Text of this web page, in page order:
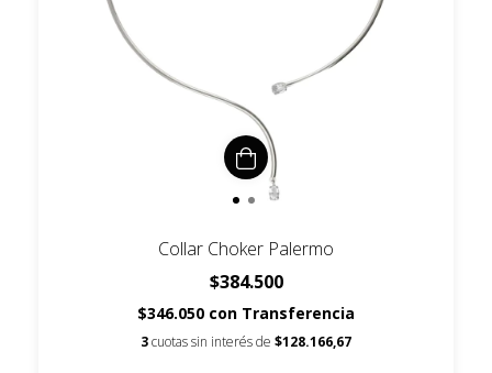
Collar Choker Palermo
$384.500
$346.050 con Transferencia
3cuotas sin interés de $128.166,67